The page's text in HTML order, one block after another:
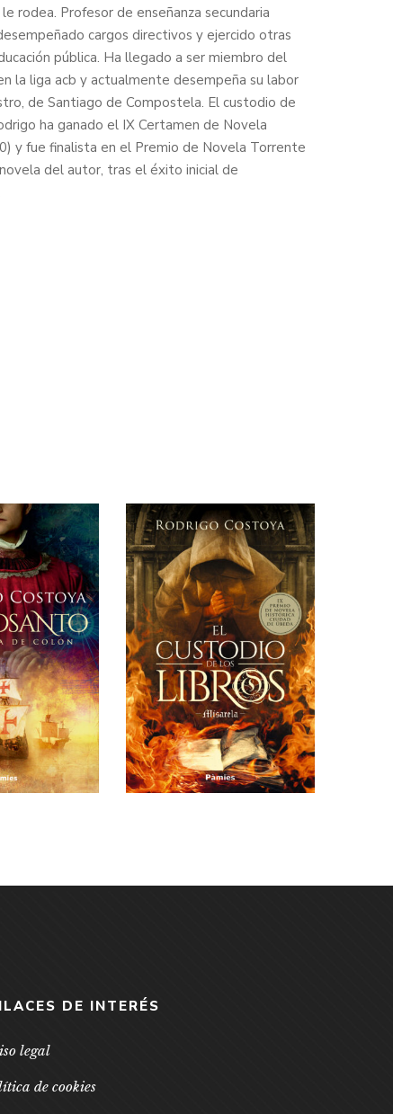
rodea. Profesor de enseñanza secundaria
cargos directivos y ejercido otras
pública. Ha llegado a ser miembro del
la liga acb y actualmente desempeña su labor
de Santiago de Compostela. El custodio de
ha ganado el IX Certamen de Novela
y fue finalista en el Premio de Novela Torrente
del autor, tras el éxito inicial de
DE INTERÉS
legal
de cookies